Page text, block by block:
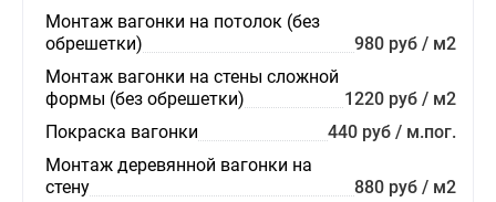
Монтаж вагонки на потолок (без
обрешетки)
980 руб / м2
Монтаж вагонки на стены сложной
формы (без обрешетки)
1220 руб / м2
Покраска вагонки
440 руб / м.пог.
Монтаж деревянной вагонки на
стену
880 руб / м2